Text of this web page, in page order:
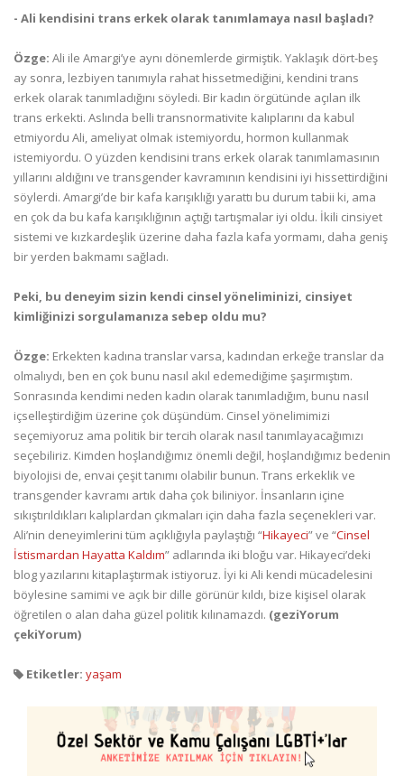
- Ali kendisini trans erkek olarak tanımlamaya nasıl başladı?
Özge: Ali ile Amargi’ye aynı dönemlerde girmiştik. Yaklaşık dört-beş
ay sonra, lezbiyen tanımıyla rahat hissetmediğini, kendini trans
erkek olarak tanımladığını söyledi. Bir kadın örgütünde açılan ilk
trans erkekti. Aslında belli transnormativite kalıplarını da kabul
etmiyordu Ali, ameliyat olmak istemiyordu, hormon kullanmak
istemiyordu. O yüzden kendisini trans erkek olarak tanımlamasının
yıllarını aldığını ve transgender kavramının kendisini iyi hissettirdiğini
söylerdi. Amargi’de bir kafa karışıklığı yarattı bu durum tabii ki, ama
en çok da bu kafa karışıklığının açtığı tartışmalar iyi oldu. İkili cinsiyet
sistemi ve kızkardeşlik üzerine daha fazla kafa yormamı, daha geniş
bir yerden bakmamı sağladı.
Peki, bu deneyim sizin kendi cinsel yöneliminizi, cinsiyet
kimliğinizi sorgulamanıza sebep oldu mu?
Özge: Erkekten kadına translar varsa, kadından erkeğe translar da
olmalıydı, ben en çok bunu nasıl akıl edemediğime şaşırmıştım.
Sonrasında kendimi neden kadın olarak tanımladığım, bunu nasıl
içselleştirdiğim üzerine çok düşündüm. Cinsel yönelimimizi
seçemiyoruz ama politik bir tercih olarak nasıl tanımlayacağımızı
seçebiliriz. Kimden hoşlandığımız önemli değil, hoşlandığımız bedenin
biyolojisi de, envai çeşit tanımı olabilir bunun. Trans erkeklik ve
transgender kavramı artık daha çok biliniyor. İnsanların içine
sıkıştırıldıkları kalıplardan çıkmaları için daha fazla seçenekleri var.
Ali’nin deneyimlerini tüm açıklığıyla paylaştığı “Hikayeci” ve “Cinsel
İstismardan Hayatta Kaldım” adlarında iki bloğu var. Hikayeci’deki
blog yazılarını kitaplaştırmak istiyoruz. İyi ki Ali kendi mücadelesini
böylesine samimi ve açık bir dille görünür kıldı, bize kişisel olarak
öğretilen o alan daha güzel politik kılınamazdı. (geziYorum
çekiYorum)
Etiketler: yaşam